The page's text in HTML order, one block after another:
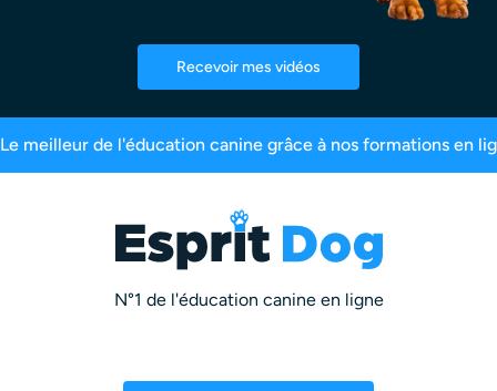
Recevoir mes vidéos
inscrits 99,6% de satisfaction 2,5
N°1 de l'éducation canine en ligne